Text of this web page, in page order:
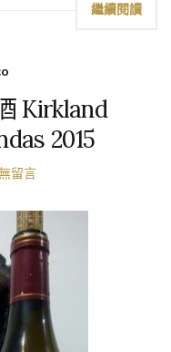
繼續閱讀
Kirkland
2015
留言